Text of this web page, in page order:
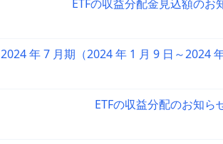
ETFの収益分配金見込額のお
2024 年 7 月期（2024 年 1 月 9 日～2024
ETFの収益分配のお知ら